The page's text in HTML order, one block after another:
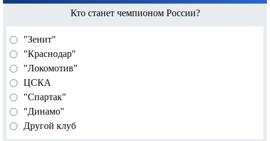
Кто станет чемпионом России?
"Зенит"
"Краснодар"
"Локомотив"
ЦСКА
"Спартак"
"Динамо"
Другой клуб